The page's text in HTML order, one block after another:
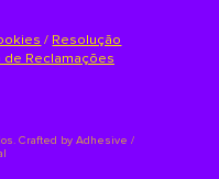
/ Resolução
de Reclamações
Crafted by Adhesive /